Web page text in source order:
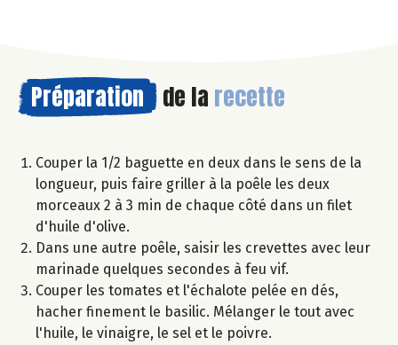
Préparation de la recette
Couper la 1/2 baguette en deux dans le sens de la
longueur, puis faire griller à la poêle les deux
morceaux 2 à 3 min de chaque côté dans un filet
d'huile d'olive.
Dans une autre poêle, saisir les crevettes avec leur
marinade quelques secondes à feu vif.
Couper les tomates et l'échalote pelée en dés,
hacher finement le basilic. Mélanger le tout avec
l'huile, le vinaigre, le sel et le poivre.